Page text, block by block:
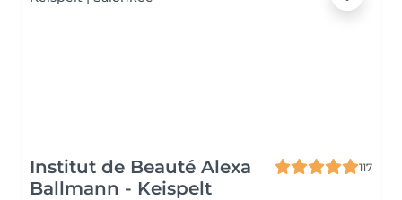
Institut de Beauté Alexa
Ballmann - Keispelt
117